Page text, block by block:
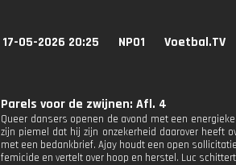
17-05-2026 20:25 NPO1 Voetbal.TV
Parels voor de zwijnen: Afl. 4
Queer dansers openen de avond met een
zijn piemel dat hij zijn onzekerheid daarover heeft
met een bedankbrief. Ajay houdt een open
femicide en vertelt over hoop en herstel. Luc